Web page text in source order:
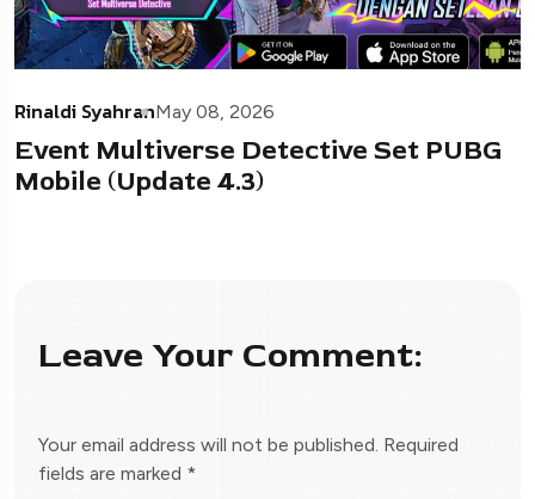
Rinaldi SyahranMay 08, 2026
Event Multiverse Detective Set PUBG
Mobile (Update 4.3)
Leave Your Comment:
Your email address will not be published. Required
fields are marked *